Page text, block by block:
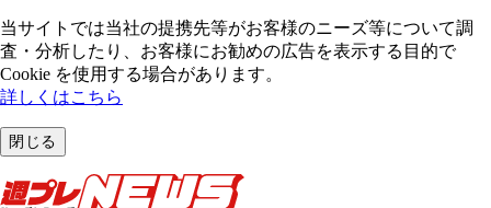
当サイトでは当社の提携先等がお客様のニーズ等について調
査・分析したり、お客様にお勧めの広告を表⽰する⽬的で
Cookie を使⽤する場合があります。
詳しくはこちら
閉じる